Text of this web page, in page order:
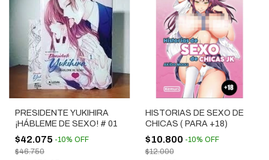
PRESIDENTE YUKIHIRA
¡HÁBLEME DE SEXO! # 01
$42.075 -10% OFF
$46.750
HISTORIAS DE SEXO DE
CHICAS ( PARA +18)
$10.800 -10% OFF
$12.000